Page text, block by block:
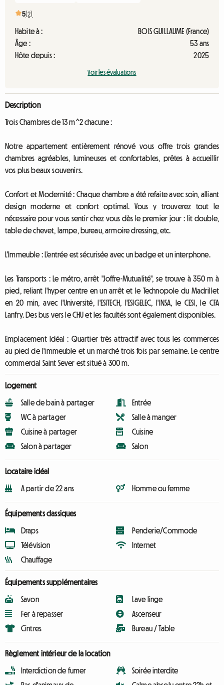
5(2)
Habite à :
BOIS GUILLAUME (France)
Âge :
53 ans
Hôte depuis :
2025
Voir les évaluations
Description
Trois Chambres de 13 m^2 chacune :
Notre appartement entièrement rénové vous offre trois grandes
chambres agréables, lumineuses et confortables, prêtes à accueillir
vos plus beaux souvenirs.
Confort et Modernité : Chaque chambre a été refaite avec soin, alliant
design moderne et confort optimal. Vous y trouverez tout le
nécessaire pour vous sentir chez vous dès le premier jour : lit double,
table de chevet, lampe, bureau, armoire dressing, etc.
L'Immeuble : L'entrée est sécurisée avec un badge et un interphone.
Les Transports : Le métro, arrêt "Joffre-Mutualité", se trouve à 350 m à
pied, reliant l'hyper centre en un arrêt et le Technopole du Madrillet
en 20 min, avec l'Université, l'ESITECH, l'ESIGELEC, l'INSA, le CESI, le CFA
Lanfry. Des bus vers le CHU et les facultés sont également disponibles.
Emplacement Idéal : Quartier très attractif avec tous les commerces
au pied de l'immeuble et un marché trois fois par semaine. Le centre
commercial Saint Sever est situé à 300 m.
Logement
Salle de bain à partager
WC à partager
Cuisine à partager
Salon à partager
Entrée
Salle à manger
Cuisine
Salon
Locataire idéal
A partir de 22 ans Homme ou femme
Équipements classiques
Draps
Télévision
Chauffage
Penderie/Commode
Internet
Équipements supplémentaires
Savon
Fer à repasser
Cintres
Lave linge
Ascenseur
Bureau / Table
Règlement intérieur de la location
Interdiction de fumer
Soirée interdite